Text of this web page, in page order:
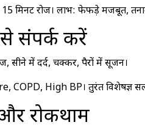
15 मिनट रोज। लाभ: फेफड़े मजबूत,
संपर्क करें
सीने में दर्द, चक्कर, पैरों में सूजन।
COPD, High BP। तुरंत विशेषज्ञ
रोकथाम